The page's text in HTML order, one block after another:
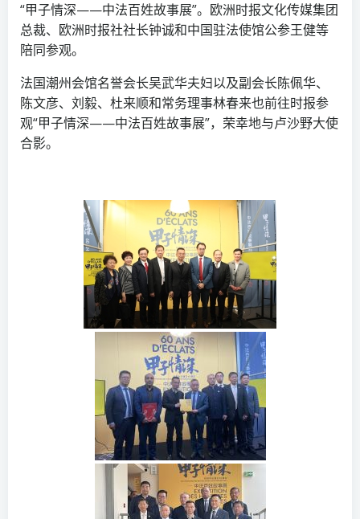
“甲子情深——中法百姓故事展”。欧洲时报文化传媒集团
总裁、欧洲时报社社长钟诚和中国驻法使馆公参王健等
陪同参观。
法国潮州会馆名誉会长吴武华夫妇以及副会长陈佩华、
陈文彦、刘毅、杜来顺和常务理事林春来也前往时报参
观“甲子情深——中法百姓故事展”，荣幸地与卢沙野大使
合影。